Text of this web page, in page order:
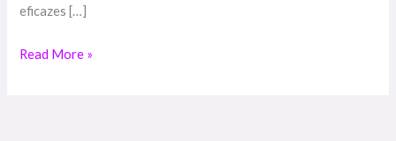
eficazes […]
Read More »